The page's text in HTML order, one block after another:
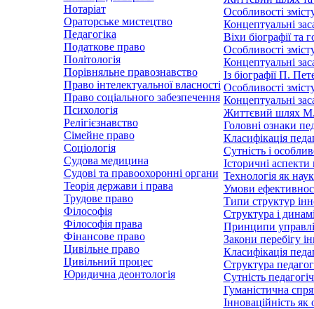
Нотаріат
Ораторське мистецтво
Педагогіка
Податкове право
Політологія
Порівняльне правознавство
Право інтелектуальної власності
Право соціального забезпечення
Психологія
Релігієзнавство
Сімейне право
Соціологія
Судова медицина
Судові та правоохоронні органи
Теорія держави і права
Трудове право
Філософія
Філософія права
Фінансове право
Цивільне право
Цивільний процес
Юридична деонтологія
Особливості
Концептуальні
Віхи біографії та
Особливості
Концептуальні
Із біографії П.
Особливості
Концептуальні
Життєвий шлях М.
Головні ознаки
Класифікація
Сутність і
Історичні аспекти
Технологія як
Умови
Типи структур
Структура і
Принципи
Закони перебігу
Класифікація
Структура
Сутність
Гуманістична
Інноваційність як